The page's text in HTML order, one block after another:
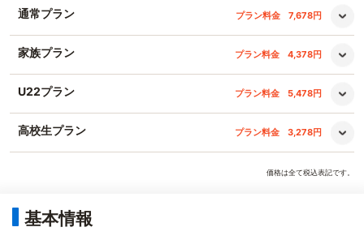
通常プラン プラン料金 7,678円
家族プラン プラン料金 4,378円
U22プラン プラン料金 5,478円
高校生プラン プラン料金 3,278円
価格は全て税込表記です。
基本情報